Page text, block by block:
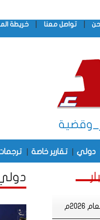
تواصل معنا خريطة
دولي تقارير خاصة